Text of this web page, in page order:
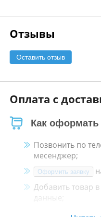
Отзывы
Оставить отзыв
Оплата с
Как оформать
Позвонить по
месенджер;
Оформить заявку
Добавить товар
данные;
Менеджер